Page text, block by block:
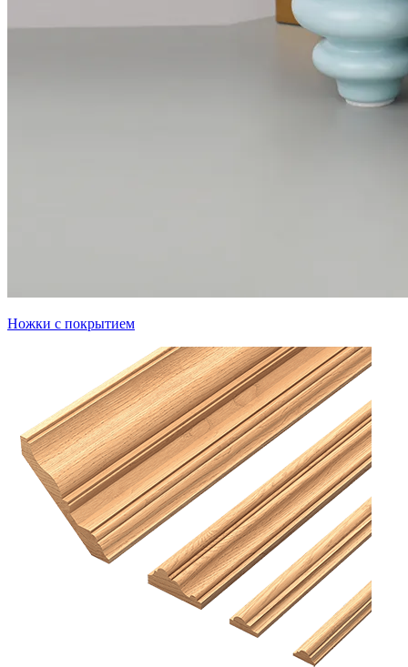
Ножки с покрытием